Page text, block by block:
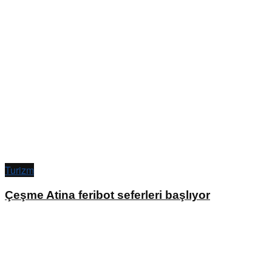
Turizm
Çeşme Atina feribot seferleri başlıyor